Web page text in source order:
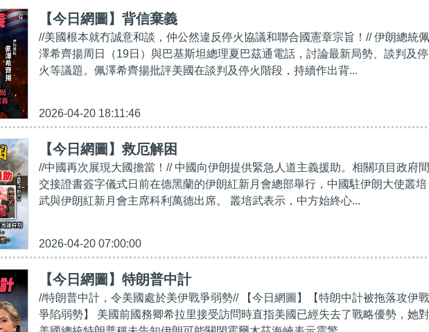
【今日網圖】背信棄義
//美國根本就冇誠意和談，仲公然違反停火協議和聯合國憲章宗旨！// 伊朗總統佩
澤希齊揚周日（19日）與巴基斯坦總理夏巴茲通電話，討論最新局勢、談判及停
火等議題。佩澤希齊揚批評美國在談判及停火階段，持續作出背...
2026-04-20 18:11:46
【今日網圖】救厄解困
//中國再次展現大國擔當！// 中國向伊朗提供緊急人道主義援助。相關項目政府間
交接證書簽字儀式日前在德黑蘭的伊朗紅新月會總部舉行，中國駐伊朗大使叢培
武與伊朗紅新月會主席科利萬德出席。 叢培武表示，中方始終心...
2026-04-20 07:00:00
【今日網圖】特朗普中計
//特朗普中計，令美國處於美伊戰爭弱勢// 【今日網圖】【特朗中計被拖落攻伊戰
爭陷弱勢】 美國前國務卿希拉里接受訪問時直指美國已經失去了戰略優勢，她對